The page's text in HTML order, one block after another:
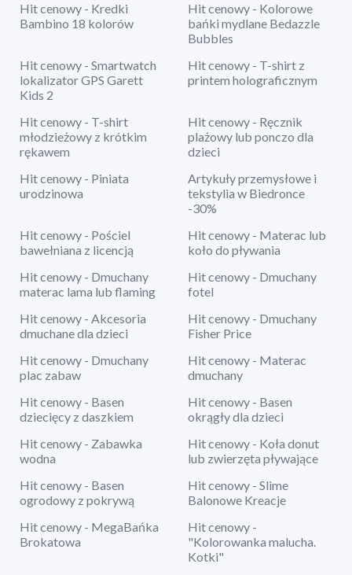
Hit cenowy - Kredki
Bambino 18 kolorów
Hit cenowy - Kolorowe
bańki mydlane Bedazzle
Bubbles
Hit cenowy - Smartwatch
lokalizator GPS Garett
Kids 2
Hit cenowy - T-shirt z
printem holograficznym
Hit cenowy - T-shirt
młodzieżowy z krótkim
rękawem
Hit cenowy - Ręcznik
plażowy lub ponczo dla
dzieci
Hit cenowy - Piniata
urodzinowa
Artykuły przemysłowe i
tekstylia w Biedronce
-30%
Hit cenowy - Pościel
bawełniana z licencją
Hit cenowy - Materac lub
koło do pływania
Hit cenowy - Dmuchany
materac lama lub flaming
Hit cenowy - Dmuchany
fotel
Hit cenowy - Akcesoria
dmuchane dla dzieci
Hit cenowy - Dmuchany
Fisher Price
Hit cenowy - Dmuchany
plac zabaw
Hit cenowy - Materac
dmuchany
Hit cenowy - Basen
dziecięcy z daszkiem
Hit cenowy - Basen
okrągły dla dzieci
Hit cenowy - Zabawka
wodna
Hit cenowy - Koła donut
lub zwierzęta pływające
Hit cenowy - Basen
ogrodowy z pokrywą
Hit cenowy - Slime
Balonowe Kreacje
Hit cenowy - MegaBańka
Brokatowa
Hit cenowy -
"Kolorowanka malucha.
Kotki"